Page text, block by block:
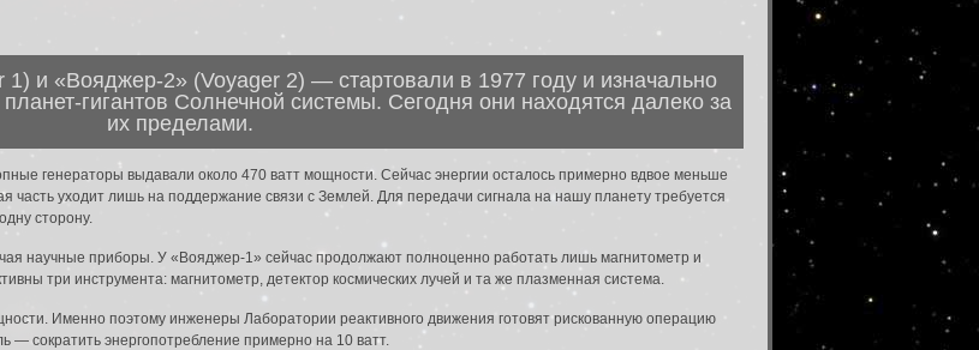
и «Вояджер-2» (Voyager 2) — стартовали в 1977 году и изначально
гигантов Солнечной системы. Сегодня они находятся далеко за
их пределами.
генераторы выдавали около 470 ватт мощности. Сейчас энергии осталось примерно вдвое меньше
часть уходит лишь на поддержание связи с Землей. Для передачи сигнала на нашу планету требуется
сторону.
научные приборы. У «Вояджер-1» сейчас продолжают полноценно работать лишь магнитометр и
три инструмента: магнитометр, детектор космических лучей и та же плазменная система.
Именно поэтому инженеры Лаборатории реактивного движения готовят рискованную операцию
сократить энергопотребление примерно на 10 ватт.